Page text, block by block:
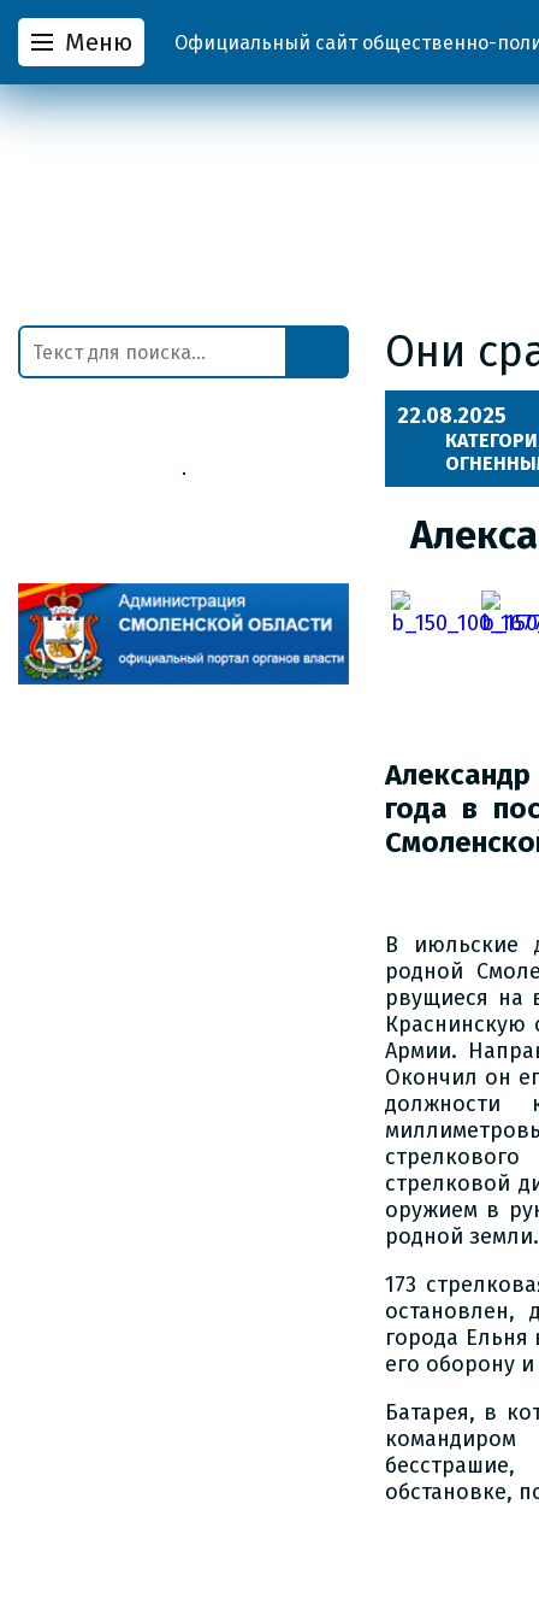
Меню Официальный сайт общественно-
Они
22.08.2025
года в
В июльские
родной
рвущиеся на
Армии.
Окончил он
должности
стрелковой
оружием в
родной земли.
173
остановлен,
города Ельня
его оборону
Батарея, в
обстановке,